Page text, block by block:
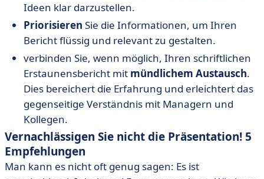
Ideen klar darzustellen.
Priorisieren Sie die Informationen, um Ihren
Bericht flüssig und relevant zu gestalten.
verbinden Sie, wenn möglich, Ihren schriftlichen
Erstaunensbericht mit mündlichem Austausch.
Dies bereichert die Erfahrung und erleichtert das
gegenseitige Verständnis mit Managern und
Kollegen.
Vernachlässigen Sie nicht die Präsentation! 5
Empfehlungen
Man kann es nicht oft genug sagen: Es ist